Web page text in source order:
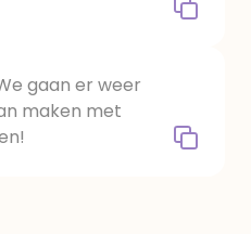
gaan er weer
maken met